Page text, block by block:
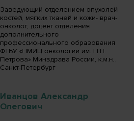
Заведующий отделением опухолей
костей, мягких тканей и кожи- врач-
онколог, доцент отделения
дополнительного
профессионального образования
ФГБУ «НМИЦ онкологии им. Н.Н.
Петрова» Минздрава России, к.м.н.,
Санкт-Петербург
Иванцов Александр
Олегович